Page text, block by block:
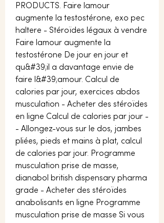
PRODUCTS. Faire lamour
augmente la testostérone, exo pec
haltere - Stéroïdes légaux à vendre
Faire lamour augmente la
testostérone De jour en jour et
qu&#39;il a davantage envie de
faire l&#39;amour. Calcul de
calories par jour, exercices abdos
musculation - Acheter des stéroïdes
en ligne Calcul de calories par jour -
- Allongez-vous sur le dos, jambes
pliées, pieds et mains à plat, calcul
de calories par jour. Programme
musculation prise de masse,
dianabol british dispensary pharma
grade - Acheter des stéroïdes
anabolisants en ligne Programme
musculation prise de masse Si vous